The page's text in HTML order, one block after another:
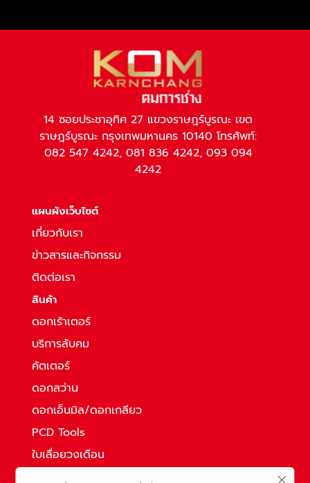
14 ซอยประชาอุทิศ 27 แขวงราษฎร์บูรณะ เขต
ราษฎร์บูรณะ กรุงเทพมหานคร 10140 โทรศัพท์:
082 547 4242, 081 836 4242, 093 094
4242
แผนผังเว็บไซต์
เกี่ยวกับเรา
ข่าวสารและกิจกรรม
ติดต่อเรา
สินค้า
ดอกเร้าเตอร์
บริการลับคม
คัตเตอร์
ดอกสว่าน
ดอกเอ็นมิล/ดอกเกลียว
PCD Tools
ใบเลื่อยวงเดือน